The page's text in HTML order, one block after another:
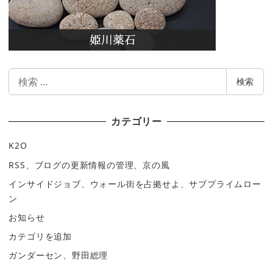
検
検索
カテゴリー
K2O
RSS、ブログの更新情報の管理、京の風
インサイドジョブ、ウォール街を占拠せよ、サブプライムロー
ン
お知らせ
カテゴリを追加
ガンダーセン、野田総理